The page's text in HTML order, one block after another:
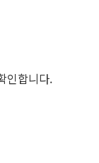
인합니다.